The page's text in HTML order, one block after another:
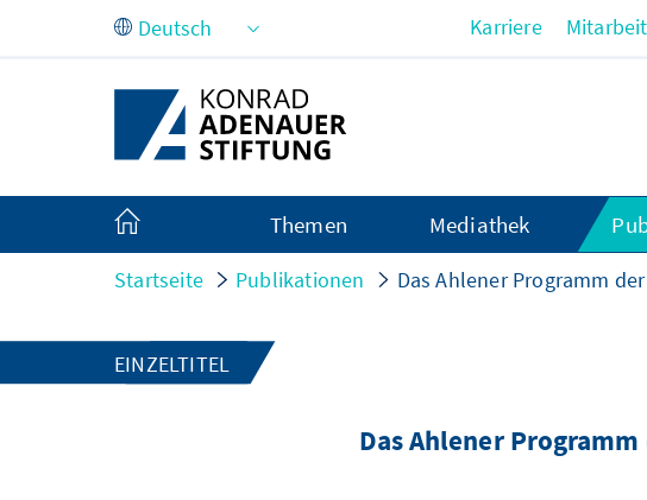
Zum Hauptinhalt springen Karriere
Themen Mediathek
Startseite Publikationen Das Ahlener Programm
EINZELTITEL
Das Ahlener